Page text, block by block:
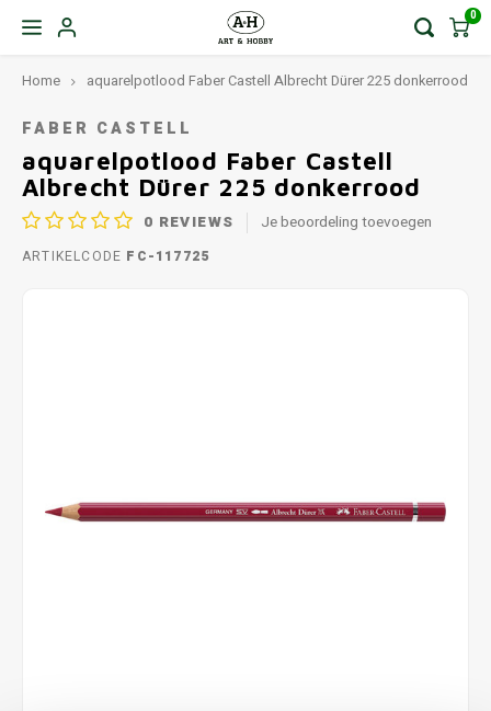
0
Home aquarelpotlood Faber Castell Albrecht Dürer 225 donkerrood
FABER CASTELL
aquarelpotlood Faber Castell
Albrecht Dürer 225 donkerrood
0 REVIEWS Je beoordeling toevoegen
ARTIKELCODE FC-117725